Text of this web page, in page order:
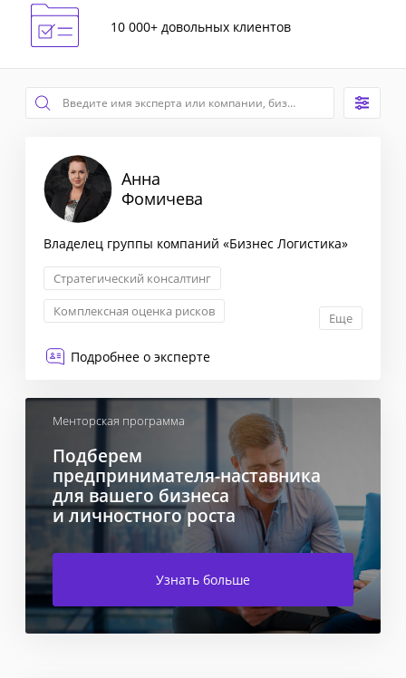
10 000+ довольных клиентов
Анна
Фомичева
Владелец группы компаний «Бизнес Логистика»
Стратегический консалтинг
Комплексная оценка рисков
Еще
Подробнее о эксперте
Менторская программа
Подберем
предпринимателя-наставника
для вашего бизнеса
и личностного роста
Узнать больше